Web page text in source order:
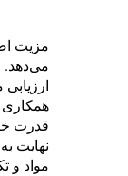
مزیت
می‌دهد.
همکاری
قدرت
نهایت
مواد و